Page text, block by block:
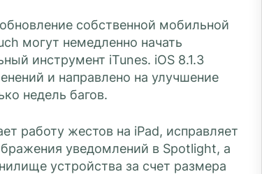
собственной мобильной
могут немедленно начать
инструмент iTunes. iOS 8.1.3
и направлено на улучшение
недель багов.
работу жестов на iPad, исправляет
уведомлений в Spotlight, а
устройства за счет размера